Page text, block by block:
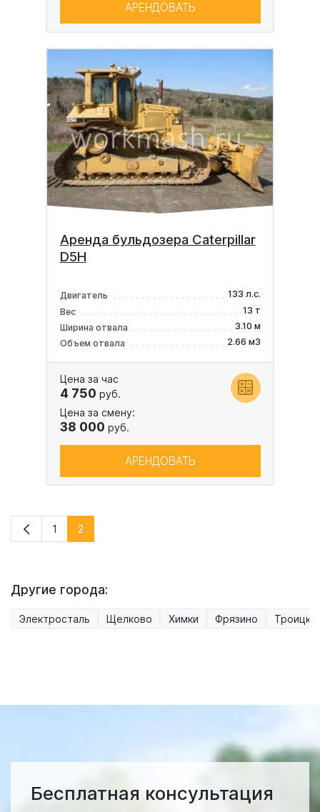
АРЕНДОВАТЬ
Аренда бульдозера Caterpillar
D5H
Двигатель
133 л.с.
Вес
13 т
Ширина отвала
3.10 м
Объем отвала
2.66 м3
Цена за час
4 750 руб.
Цена за смену:
38 000 руб.
АРЕНДОВАТЬ
1 2
Другие города:
Электросталь Щелково Химки Фрязино Троицк
Бесплатная консультация